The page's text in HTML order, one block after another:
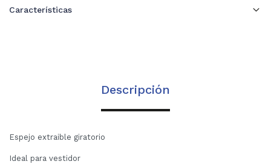
Características
Descripción
Espejo extraible giratorio
Ideal para vestidor